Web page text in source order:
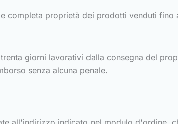
completa proprietà dei prodotti venduti
giorni lavorativi dalla consegna del
senza alcuna penale.